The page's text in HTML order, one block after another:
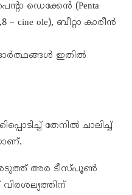
പെന്റാ ഡെക്കേൻ (Penta
– cine ole), ബീറ്റാ കാരീൻ
ഇതിൽ
തേനിൽ ചാലിച്ച്
അര ടീസ്പൂൺ